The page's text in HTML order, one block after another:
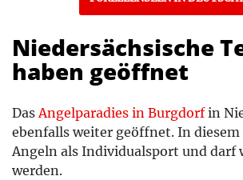
Niedersächsische
haben geöffnet
Das Angelparadies in Burgdorfin
ebenfalls weiter geöffnet. In
Angeln als Individualsport und darf
werden.